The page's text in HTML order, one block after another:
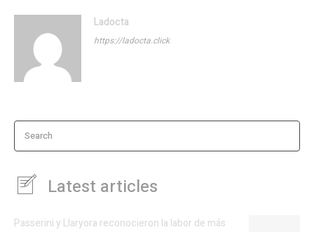
Ladocta
https://ladocta.click
Search
Latest articles
Passerini y Llaryora reconocieron la labor de más